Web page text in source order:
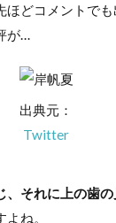
ほどコメントで
が…
出典元：
Twitter
、それに上の歯
ね。